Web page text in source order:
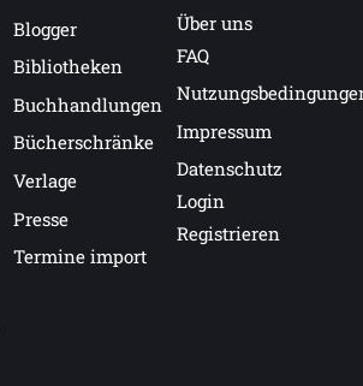
Blogger
Bibliotheken
Buchhandlungen
Bücherschränke
Verlage
Presse
Termine import
Über uns
FAQ
Impressum
Datenschutz
Login
Registrieren